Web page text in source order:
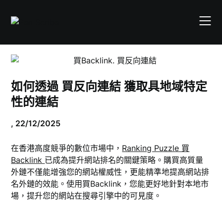
如何透過 買反向連結 獲取具地域特定
性的連結
, 22/12/2025
在香港高度競爭的數位市場中， Ranking Puzzle 買
Backlink 已成為提升網站排名的關鍵策略。購買高質量
外鏈不僅能增強您的網站權威性，更能精準地提高網站排
名外鏈的效能。使用買Backlink，您能更好地針對本地市
場，提升您的網站在搜尋引擎中的可見度。